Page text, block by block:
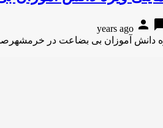
person
بی بضاعت در خرمشهرصدا و سیما-7 ساعت پیش توزیع بسته